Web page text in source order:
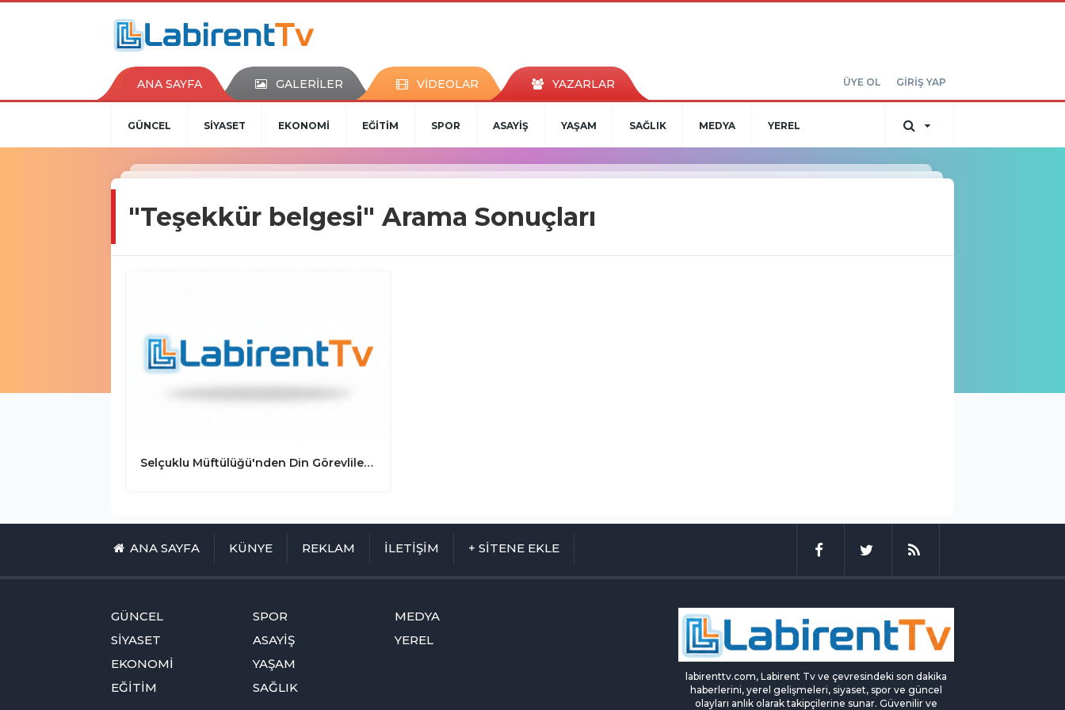
ANA SAYFA GALERİLER VİDEOLAR YAZARLAR ÜYE OL GİRİŞ YAP
GÜNCEL SİYASET EKONOMİ EĞİTİM SPOR ASAYİŞ YAŞAM SAĞLIK MEDYA YEREL
"Teşekkür belgesi" Arama Sonuçları
Selçuklu Müftülüğü'nden Din Görevlilerine Anlamlı Teşekkür: TDV Belgeleri Takdim Edildi
ANA SAYFA KÜNYE REKLAM İLETİŞİM + SİTENE EKLE
GÜNCEL
SİYASET
EKONOMİ
EĞİTİM
SPOR
ASAYİŞ
YAŞAM
SAĞLIK
MEDYA
YEREL
labirenttv.com, Labirent Tv ve çevresindeki son dakika
haberlerini, yerel gelişmeleri, siyaset, spor ve güncel
olayları anlık olarak takipçilerine sunar. Güvenilir ve